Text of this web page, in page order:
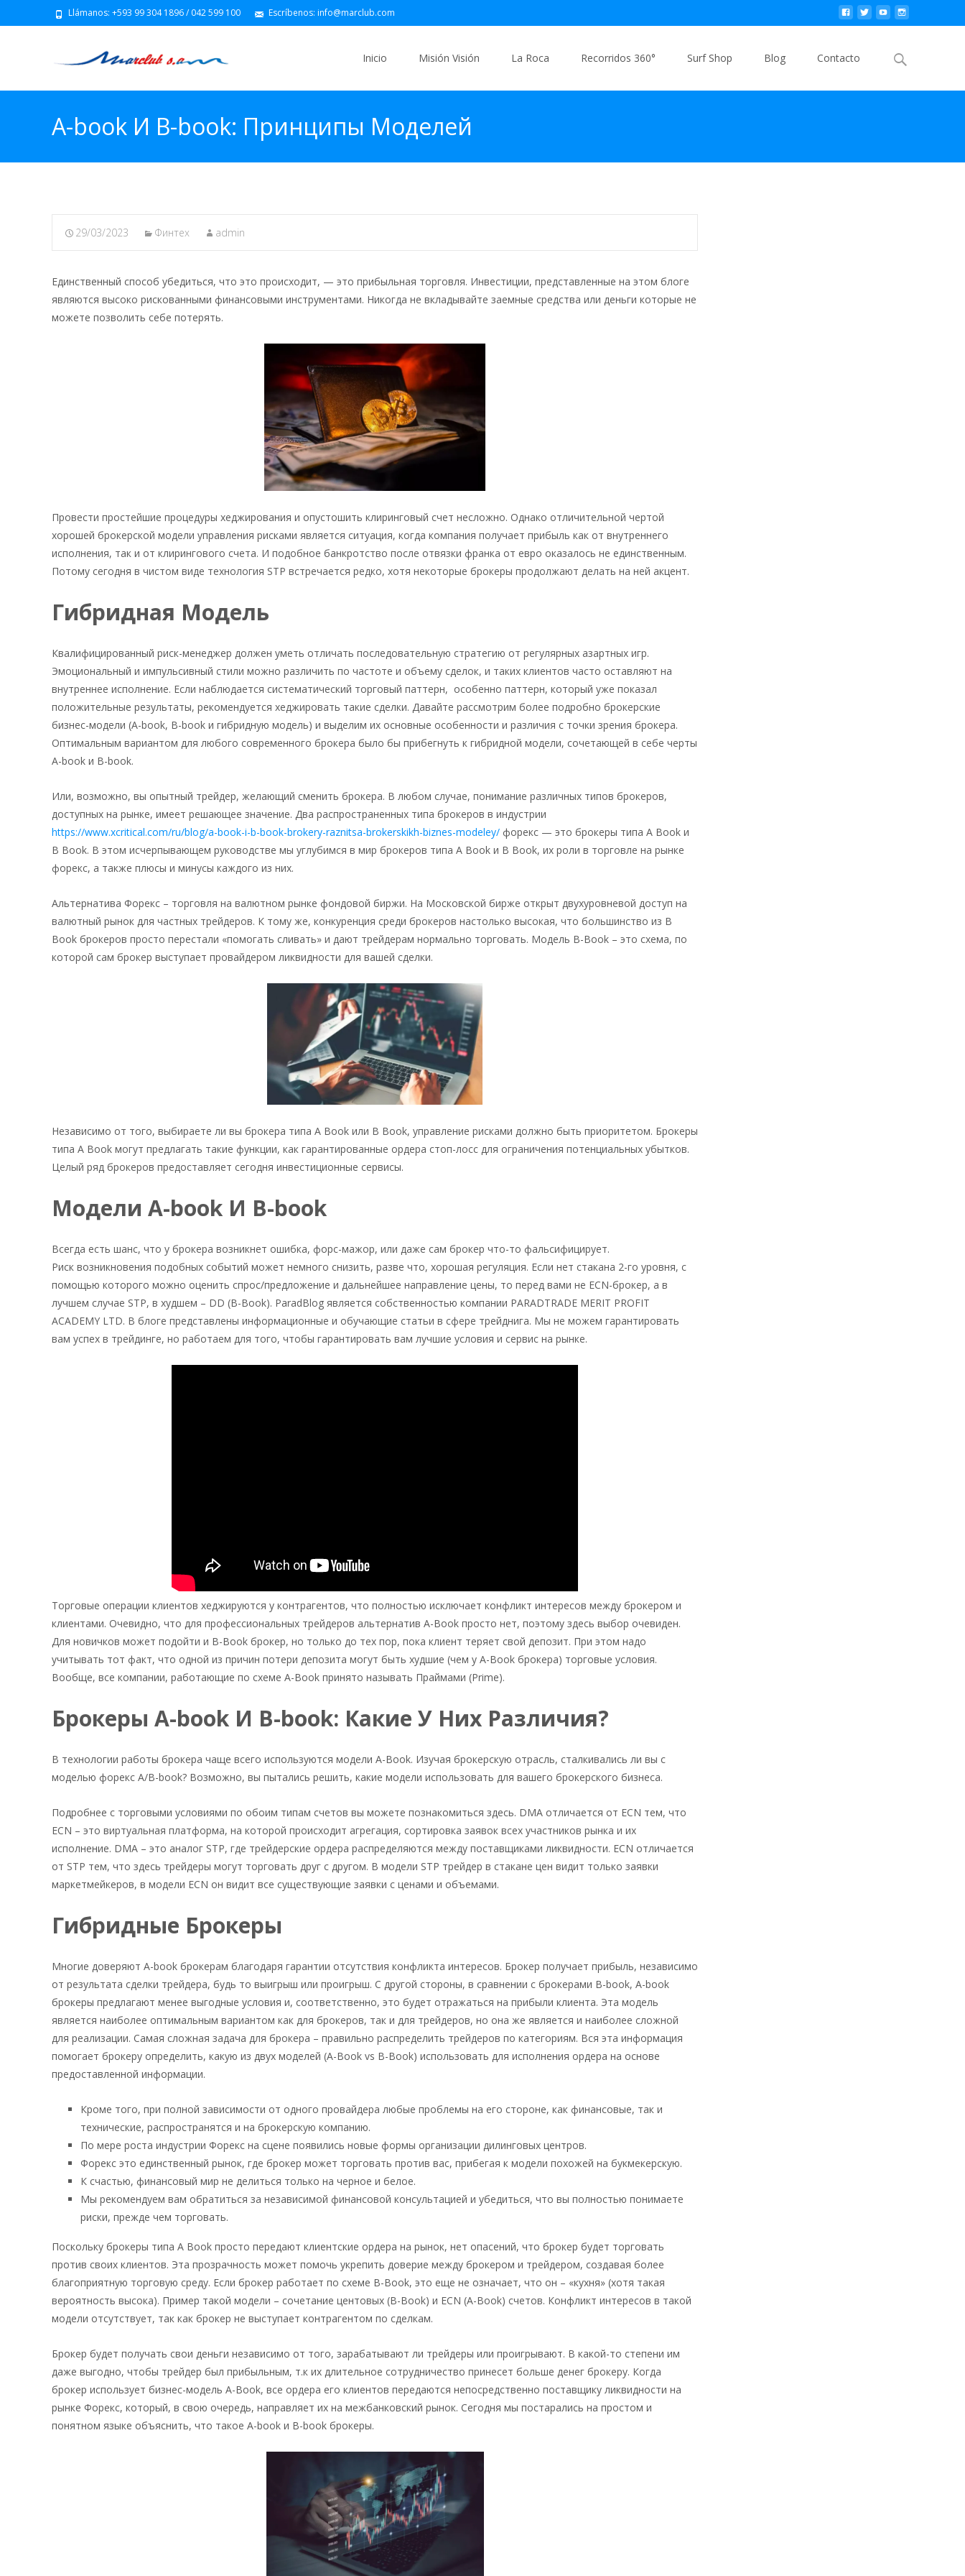
Llámanos: +593 99 304 1896 / 042 599 100 Escríbenos: info@marclub.com
Inicio Misión Visión La Roca Recorridos 360° Surf Shop Blog Contacto
Buscar
por:
A-book И B-book: Принципы Моделей
29/03/2023 Финтех admin
Единственный способ убедиться, что это происходит, — это прибыльная торговля. Инвестиции, представленные на этом блоге
являются высоко рискованными финансовыми инструментами. Никогда не вкладывайте заемные средства или деньги которые не
можете позволить себе потерять.
Провести простейшие процедуры хеджирования и опустошить клиринговый счет несложно. Однако отличительной чертой
хорошей брокерской модели управления рисками является ситуация, когда компания получает прибыль как от внутреннего
исполнения, так и от клирингового счета. И подобное банкротство после отвязки франка от евро оказалось не единственным.
Потому сегодня в чистом виде технология STP встречается редко, хотя некоторые брокеры продолжают делать на ней акцент.
Гибридная Модель
Квалифицированный риск-менеджер должен уметь отличать последовательную стратегию от регулярных азартных игр.
Эмоциональный и импульсивный стили можно различить по частоте и объему сделок, и таких клиентов часто оставляют на
внутреннее исполнение. Если наблюдается систематический торговый паттерн, особенно паттерн, который уже показал
положительные результаты, рекомендуется хеджировать такие сделки. Давайте рассмотрим более подробно брокерские
бизнес-модели (A-book, B-book и гибридную модель) и выделим их основные особенности и различия с точки зрения брокера.
Оптимальным вариантом для любого современного брокера было бы прибегнуть к гибридной модели, сочетающей в себе черты
A-book и B-book.
Или, возможно, вы опытный трейдер, желающий сменить брокера. В любом случае, понимание различных типов брокеров,
доступных на рынке, имеет решающее значение. Два распространенных типа брокеров в индустрии
https://www.xcritical.com/ru/blog/a-book-i-b-book-brokery-raznitsa-brokerskikh-biznes-modeley/ форекс — это брокеры типа A Book и
B Book. В этом исчерпывающем руководстве мы углубимся в мир брокеров типа A Book и B Book, их роли в торговле на рынке
форекс, а также плюсы и минусы каждого из них.
Альтернатива Форекс – торговля на валютном рынке фондовой биржи. На Московской бирже открыт двухуровневой доступ на
валютный рынок для частных трейдеров. К тому же, конкуренция среди брокеров настолько высокая, что большинство из B
Book брокеров просто перестали «помогать сливать» и дают трейдерам нормально торговать. Модель B-Book – это схема, по
которой сам брокер выступает провайдером ликвидности для вашей сделки.
Независимо от того, выбираете ли вы брокера типа A Book или B Book, управление рисками должно быть приоритетом. Брокеры
типа A Book могут предлагать такие функции, как гарантированные ордера стоп-лосс для ограничения потенциальных убытков.
Целый ряд брокеров предоставляет сегодня инвестиционные сервисы.
Модели A-book И B-book
Всегда есть шанс, что у брокера возникнет ошибка, форс-мажор, или даже сам брокер что-то фальсифицирует.
Риск возникновения подобных событий может немного снизить, разве что, хорошая регуляция. Если нет стакана 2-го уровня, с
помощью которого можно оценить спрос/предложение и дальнейшее направление цены, то перед вами не ECN-брокер, а в
лучшем случае STP, в худшем – DD (B-Book). ParadBlog является собственностью компании PARADTRADE MERIT PROFIT
ACADEMY LTD. В блоге представлены информационные и обучающие статьи в сфере трейднига. Мы не можем гарантировать
вам успех в трейдинге, но работаем для того, чтобы гарантировать вам лучшие условия и сервис на рынке.
Торговые операции клиентов хеджируются у контрагентов, что полностью исключает конфликт интересов между брокером и
клиентами. Очевидно, что для профессиональных трейдеров альтернатив A-Book просто нет, поэтому здесь выбор очевиден.
Для новичков может подойти и B-Book брокер, но только до тех пор, пока клиент теряет свой депозит. При этом надо
учитывать тот факт, что одной из причин потери депозита могут быть худшие (чем у A-Book брокера) торговые условия.
Вообще, все компании, работающие по схеме A-Book принято называть Праймами (Prime).
Брокеры A-book И B-book: Какие У Них Различия?
В технологии работы брокера чаще всего используются модели A-Book. Изучая брокерскую отрасль, сталкивались ли вы с
моделью форекс A/B-book? Возможно, вы пытались решить, какие модели использовать для вашего брокерского бизнеса.
Подробнее с торговыми условиями по обоим типам счетов вы можете познакомиться здесь. DMA отличается от ECN тем, что
ECN – это виртуальная платформа, на которой происходит агрегация, сортировка заявок всех участников рынка и их
исполнение. DMA – это аналог STP, где трейдерские ордера распределяются между поставщиками ликвидности. ECN отличается
от STP тем, что здесь трейдеры могут торговать друг с другом. В модели STP трейдер в стакане цен видит только заявки
маркетмейкеров, в модели ECN он видит все существующие заявки с ценами и объемами.
Гибридные Брокеры
Многие доверяют A-book брокерам благодаря гарантии отсутствия конфликта интересов. Брокер получает прибыль, независимо
от результата сделки трейдера, будь то выигрыш или проигрыш. С другой стороны, в сравнении с брокерами B-book, A-book
брокеры предлагают менее выгодные условия и, соответственно, это будет отражаться на прибыли клиента. Эта модель
является наиболее оптимальным вариантом как для брокеров, так и для трейдеров, но она же является и наиболее сложной
для реализации. Самая сложная задача для брокера – правильно распределить трейдеров по категориям. Вся эта информация
помогает брокеру определить, какую из двух моделей (A-Book vs B-Book) использовать для исполнения ордера на основе
предоставленной информации.
Кроме того, при полной зависимости от одного провайдера любые проблемы на его стороне, как финансовые, так и
технические, распространятся и на брокерскую компанию.
По мере роста индустрии Форекс на сцене появились новые формы организации дилинговых центров.
Форекс это единственный рынок, где брокер может торговать против вас, прибегая к модели похожей на букмекерскую.
К счастью, финансовый мир не делиться только на черное и белое.
Мы рекомендуем вам обратиться за независимой финансовой консультацией и убедиться, что вы полностью понимаете
риски, прежде чем торговать.
Поскольку брокеры типа A Book просто передают клиентские ордера на рынок, нет опасений, что брокер будет торговать
против своих клиентов. Эта прозрачность может помочь укрепить доверие между брокером и трейдером, создавая более
благоприятную торговую среду. Если брокер работает по схеме B-Book, это еще не означает, что он – «кухня» (хотя такая
вероятность высока). Пример такой модели – сочетание центовых (B-Book) и ECN (A-Book) счетов. Конфликт интересов в такой
модели отсутствует, так как брокер не выступает контрагентом по сделкам.
Брокер будет получать свои деньги независимо от того, зарабатывают ли трейдеры или проигрывают. В какой-то степени им
даже выгодно, чтобы трейдер был прибыльным, т.к их длительное сотрудничество принесет больше денег брокеру. Когда
брокер использует бизнес-модель A-Book, все ордера его клиентов передаются непосредственно поставщику ликвидности на
рынке Форекс, который, в свою очередь, направляет их на межбанковский рынок. Сегодня мы постарались на простом и
понятном языке объяснить, что такое A-book и B-book брокеры.